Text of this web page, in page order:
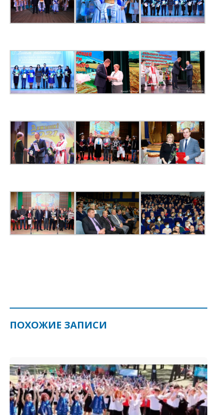
ПОХОЖИЕ ЗАПИСИ